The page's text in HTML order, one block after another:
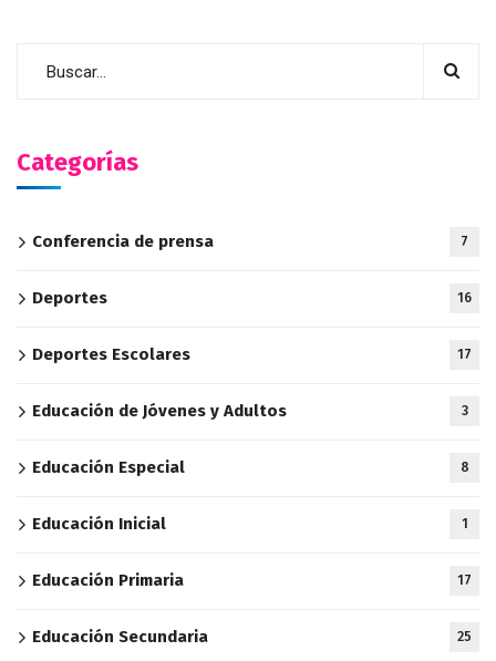
Categorías
Conferencia de prensa 7
Deportes 16
Deportes Escolares 17
Educación de Jóvenes y Adultos 3
Educación Especial 8
Educación Inicial 1
Educación Primaria 17
Educación Secundaria 25